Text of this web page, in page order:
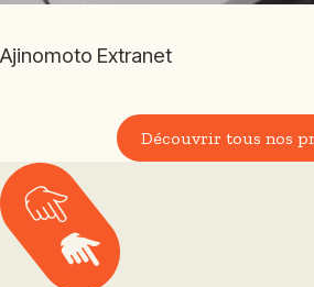
Ajinomoto Extranet
Découvrir tous nos